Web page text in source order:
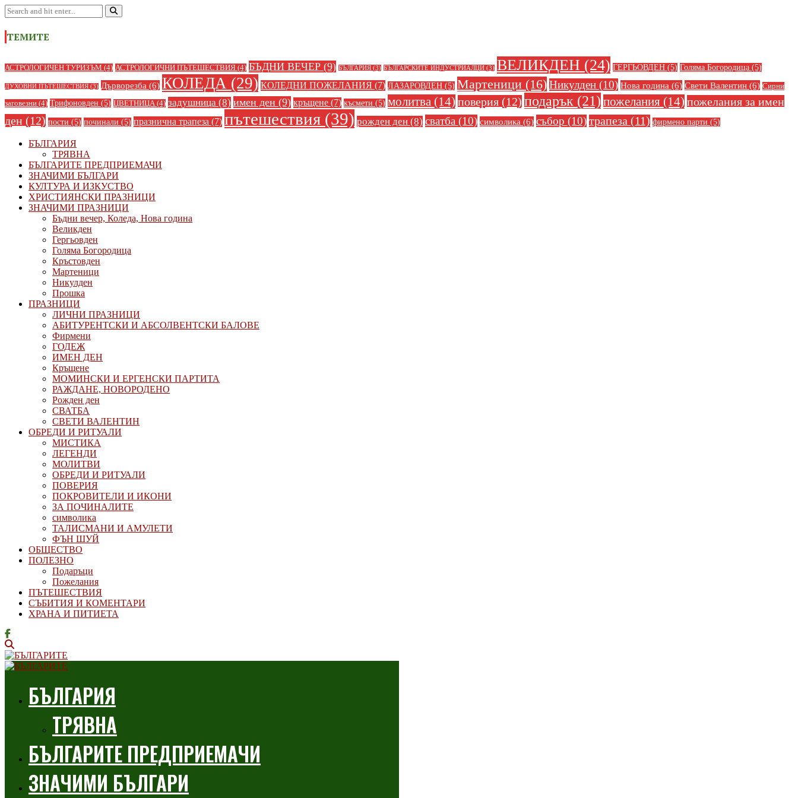
ТЕМИТЕ
АСТРОЛОГИЧЕН ТУРИЗЪМ (4) АСТРОЛОГИЧНИ ПЪТЕШЕСТВИЯ (4) БЪДНИ ВЕЧЕР (9) БЪЛГАРИЯ (3) БЪЛГАРСКИТЕ ИНДУСТРИАЛЦИ (3) ВЕЛИКДЕН (24) ГЕРГЬОВДЕН (5) Голяма Богородица (5)
ДУХОВНИ ПЪТЕШЕСТВИЯ (3) Дърворезба (6) КОЛЕДА (29) КОЛЕДНИ ПОЖЕЛАНИЯ (7) ЛАЗАРОВДЕН (5) Мартеници (16)Никулден (10) Нова година (6) Свети Валентин (6) Сирни
заговезни (4) Трифоновден (5) ЦВЕТНИЦА (4) задушница (8) имен ден (9) кръщене (7) късмети (5) молитва (14) поверия (12) подарък (21) пожелания (14) пожелания за имен
ден (12) пости (5) починали (5) празнична трапеза (7) пътешествия (39) рожден ден (8) сватба (10) символика (6) събор (10)трапеза (11) фирмено парти (5)
БЪЛГАРИЯ
ТРЯВНА
БЪЛГАРИТЕ ПРЕДПРИЕМАЧИ
ЗНАЧИМИ БЪЛГАРИ
КУЛТУРА И ИЗКУСТВО
ХРИСТИЯНСКИ ПРАЗНИЦИ
ЗНАЧИМИ ПРАЗНИЦИ
Бъдни вечер, Коледа, Нова година
Великден
Гергьовден
Голяма Богородица
Кръстовден
Мартеници
Никулден
Прошка
ПРАЗНИЦИ
ЛИЧНИ ПРАЗНИЦИ
АБИТУРЕНТСКИ И АБСОЛВЕНТСКИ БАЛОВЕ
Фирмени
ГОДЕЖ
ИМЕН ДЕН
Кръщене
МОМИНСКИ И ЕРГЕНСКИ ПАРТИТА
РАЖДАНЕ, НОВОРОДЕНО
Рожден ден
СВАТБА
СВЕТИ ВАЛЕНТИН
ОБРЕДИ И РИТУАЛИ
МИСТИКА
ЛЕГЕНДИ
МОЛИТВИ
ОБРЕДИ И РИТУАЛИ
ПОВЕРИЯ
ПОКРОВИТЕЛИ И ИКОНИ
ЗА ПОЧИНАЛИТЕ
символика
ТАЛИСМАНИ И АМУЛЕТИ
ФЪН ШУЙ
ОБЩЕСТВО
ПОЛЕЗНО
Подаръци
Пожелания
ПЪТЕШЕСТВИЯ
СЪБИТИЯ И КОМЕНТАРИ
ХРАНА И ПИТИЕТА
БЪЛГАРИЯ
ТРЯВНА
БЪЛГАРИТЕ ПРЕДПРИЕМАЧИ
ЗНАЧИМИ БЪЛГАРИ